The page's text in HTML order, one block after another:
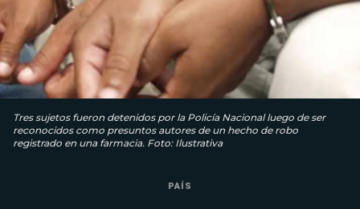
Tres sujetos fueron detenidos por la Policía Nacional luego de ser
reconocidos como presuntos autores de un hecho de robo
registrado en una farmacia. Foto: Ilustrativa
PAÍS